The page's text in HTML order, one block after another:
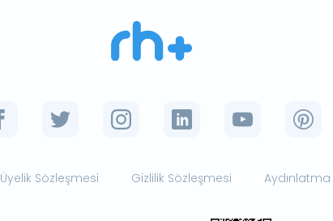
Üyelik Sözleşmesi Gizlilik Sözleşmesi